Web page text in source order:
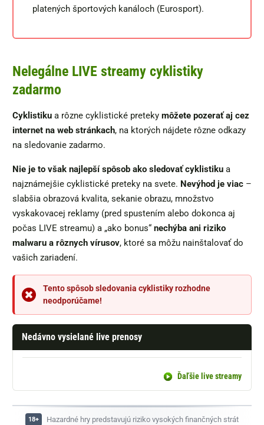
platených športových kanáloch (Eurosport).
Nelegálne LIVE streamy cyklistiky
zadarmo
Cyklistiku a rôzne cyklistické preteky môžete pozerať aj cez
internet na web stránkach, na ktorých nájdete rôzne odkazy
na sledovanie zadarmo.
Nie je to však najlepší spôsob ako sledovať cyklistiku a
najznámejšie cyklistické preteky na svete. Nevýhod je viac –
slabšia obrazová kvalita, sekanie obrazu, množstvo
vyskakovacej reklamy (pred spustením alebo dokonca aj
počas LIVE streamu) a „ako bonus“ nechýba ani riziko
malwaru a rôznych vírusov, ktoré sa môžu nainštalovať do
vašich zariadení.
Tento spôsob sledovania cyklistiky rozhodne
neodporúčame!
Nedávno vysielané live prenosy
Ďaľšie live streamy
Hazardné hry predstavujú riziko vysokých finančných strát